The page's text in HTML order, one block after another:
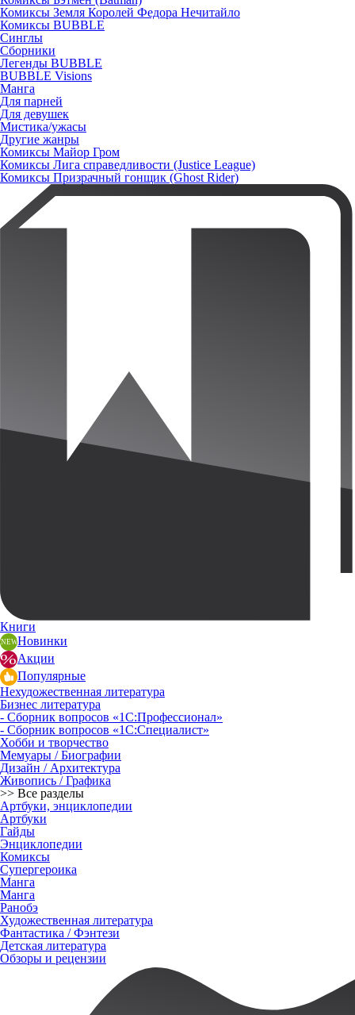
Комиксы Земля Королей Федора Нечитайло
Комиксы BUBBLE
Синглы
Сборники
Легенды BUBBLE
BUBBLE Visions
Манга
Для парней
Для девушек
Мистика/ужасы
Другие жанры
Комиксы Майор Гром
Комиксы Лига справедливости (Justice League)
Комиксы Призрачный гонщик (Ghost Rider)
Книги
Новинки
Акции
Популярные
Нехудожественная литература
Бизнес литература
- Сборник вопросов «1С:Профессионал»
- Сборник вопросов «1С:Специалист»
Хобби и творчество
Мемуары / Биографии
Дизайн / Архитектура
Живопись / Графика
>> Все разделы
Артбуки, энциклопедии
Артбуки
Гайды
Энциклопедии
Комиксы
Супергероика
Манга
Манга
Ранобэ
Художественная литература
Фантастика / Фэнтези
Детская литература
Обзоры и рецензии